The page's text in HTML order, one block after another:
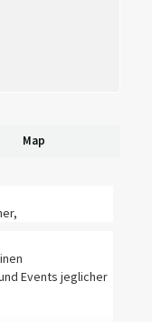
Map
Events jeglicher